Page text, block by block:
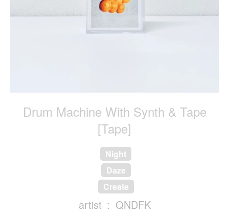
Drum Machine With Synth & Tape
[Tape]
Night
Daze
Create
artist
QNDFK